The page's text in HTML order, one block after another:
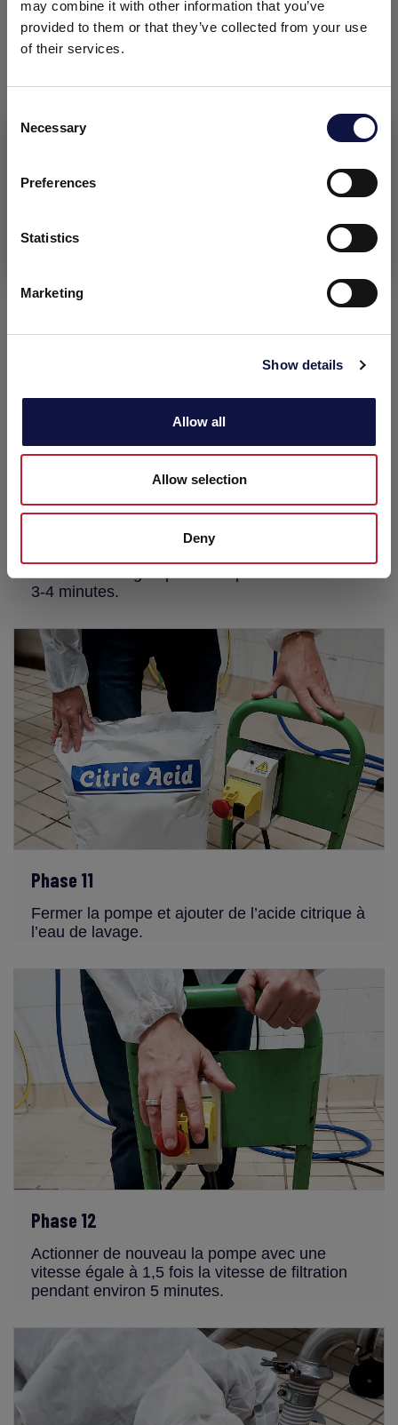
may combine it with other information that you’ve
provided to them or that they’ve collected from your use
of their services.
Selection
Necessary
Preferences
Statistics
Marketing
Show details
Allow all
Allow selection
Deny
Le présent site est destiné à un public professionnel.
sont exclusivement réservés aux clients professionnels, aux
entreprises et aux professionnels (sociétés).
J’ai compris
Phase 9
complètement les plaques.
Phase 10
d'humidifier le groupe filtrant pendant environ
3-4 minutes.
Phase 11
Fermer la pompe et ajouter de l’acide citrique à
l’eau de lavage.
Phase 12
Actionner de nouveau la pompe avec une
vitesse égale à 1,5 fois la vitesse de filtration
pendant environ 5 minutes.